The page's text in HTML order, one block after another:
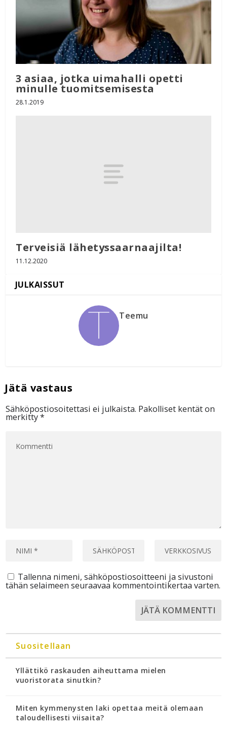
3 asiaa, jotka uimahalli opetti
minulle tuomitsemisesta
28.1.2019
Terveisiä lähetyssaarnaajilta!
11.12.2020
Teemu
Sähköpostiosoitettasi ei julkaista. Pakolliset kentät on
merkitty*
Tallenna nimeni, sähköpostiosoitteeni ja sivustoni
tähän selaimeen seuraavaa kommentointikertaa varten.
Suositellaan
Yllättikö raskauden aiheuttama mielen
vuoristorata sinutkin?
Miten kymmenysten laki opettaa meitä olemaan
taloudellisesti viisaita?